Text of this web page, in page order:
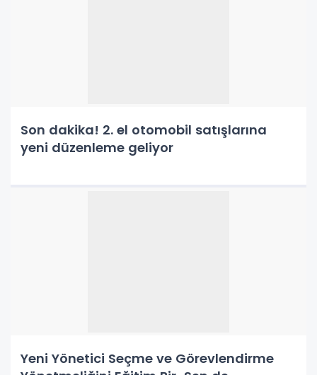
Son dakika! 2. el otomobil satışlarına
yeni düzenleme geliyor
Yeni Yönetici Seçme ve Görevlendirme